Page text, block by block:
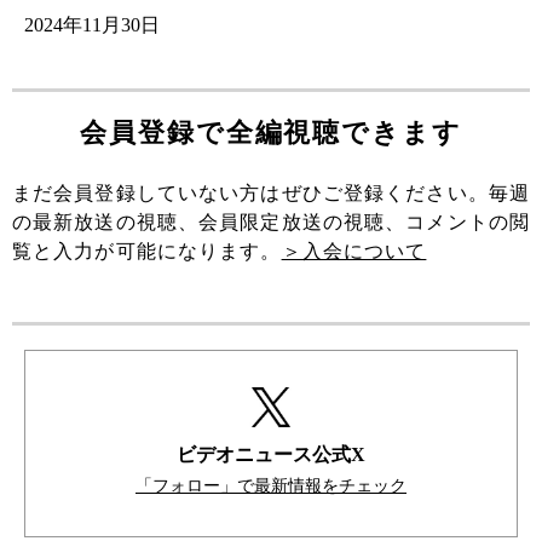
2024年11月30日
会員登録で全編視聴できます
まだ会員登録していない方はぜひご登録ください。毎週
の最新放送の視聴、会員限定放送の視聴、コメントの閲
覧と入力が可能になります。
＞入会について
ビデオニュース公式X
「フォロー」で最新情報をチェック